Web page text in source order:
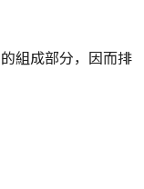
組成部分，因而排